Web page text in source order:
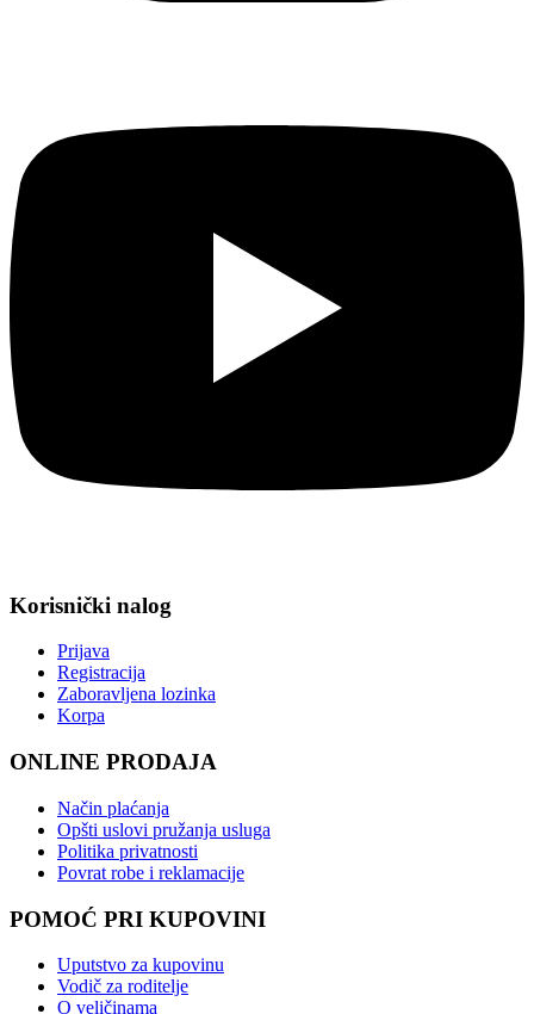
Korisnički nalog
Prijava
Registracija
Zaboravljena lozinka
Korpa
ONLINE PRODAJA
Način plaćanja
Opšti uslovi pružanja usluga
Politika privatnosti
Povrat robe i reklamacije
POMOĆ PRI KUPOVINI
Uputstvo za kupovinu
Vodič za roditelje
O veličinama